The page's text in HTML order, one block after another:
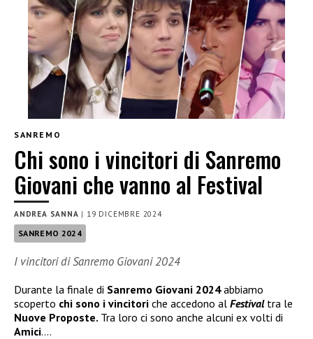
SANREMO
Chi sono i vincitori di Sanremo
Giovani che vanno al Festival
ANDREA SANNA | 19 DICEMBRE 2024
SANREMO 2024
I vincitori di Sanremo Giovani 2024
Durante la finale di Sanremo Giovani 2024abbiamo
scoperto chi sono i vincitori che accedono al Festival tra le
Nuove Proposte. Tra loro ci sono anche alcuni ex volti di
Amici….